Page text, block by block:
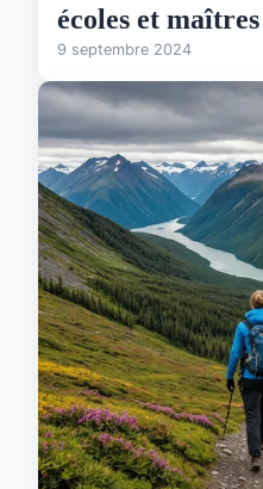
écoles et
9 septembre 2024